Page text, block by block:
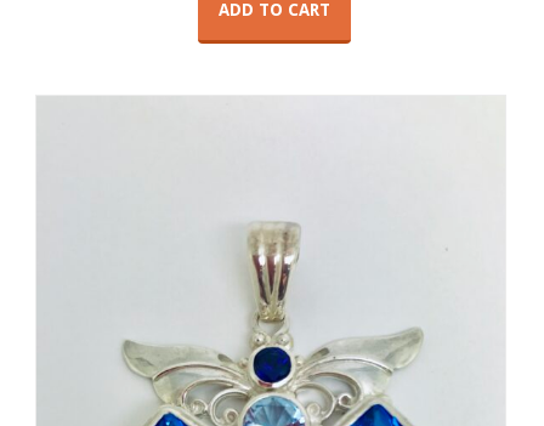
ADD TO CART